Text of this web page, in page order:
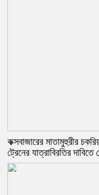
কক্সবাজারের মাতামুহুরীর
ট্রেনের যাত্রাবিরতির